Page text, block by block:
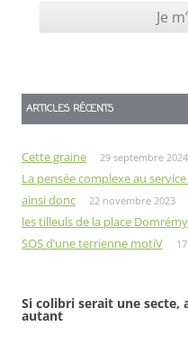
ARTICLES RÉCENTS
Cette graine 29 septembre 2024
La pensée complexe au
ainsi donc 22 novembre 2023
les tilleuls de la place Domrémy
SOS d’une terrienne motiV
Si colibri serait une
autant